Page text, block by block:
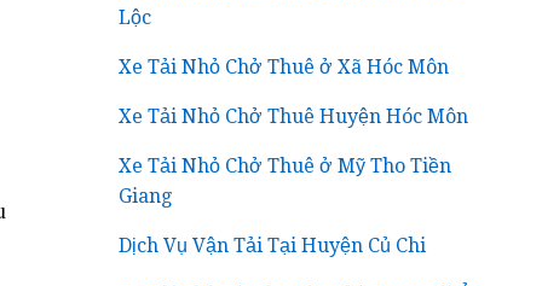
Lộc
Xe Tải Nhỏ Chở Thuê ở Xã Hóc Môn
Xe Tải Nhỏ Chở Thuê Huyện Hóc Môn
Xe Tải Nhỏ Chở Thuê ở Mỹ Tho Tiền
Giang
Dịch Vụ Vận Tải Tại Huyện Củ Chi